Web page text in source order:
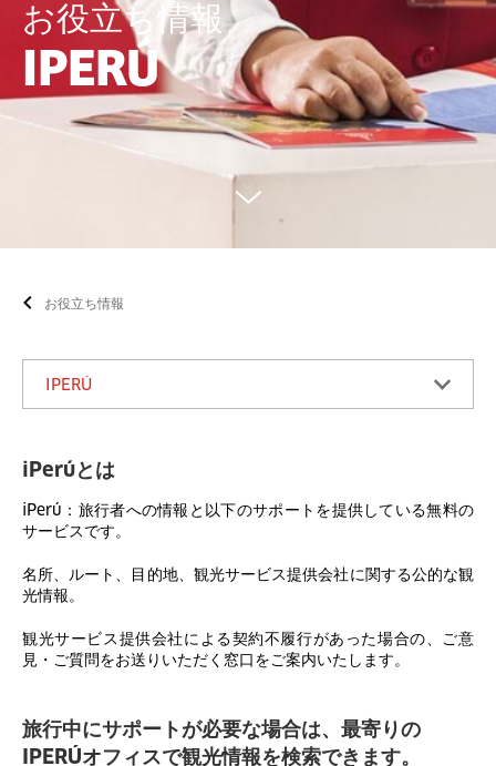
お役立ち情報
IPERÚ
お役立ち情報
IPERÚ
iPerúとは
iPerú：旅行者への情報と以下のサポートを提供している無料の
サービスです。
名所、ルート、目的地、観光サービス提供会社に関する公的な観
光情報。
観光サービス提供会社による契約不履行があった場合の、ご意
見・ご質問をお送りいただく窓口をご案内いたします。
旅行中にサポートが必要な場合は、最寄りの
IPERÚオフィスで観光情報を検索できます。